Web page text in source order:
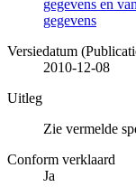
gegevens en
gegevens
Versiedatum
2010-12-08
Uitleg
Zie vermelde
Conform verklaard
Ja